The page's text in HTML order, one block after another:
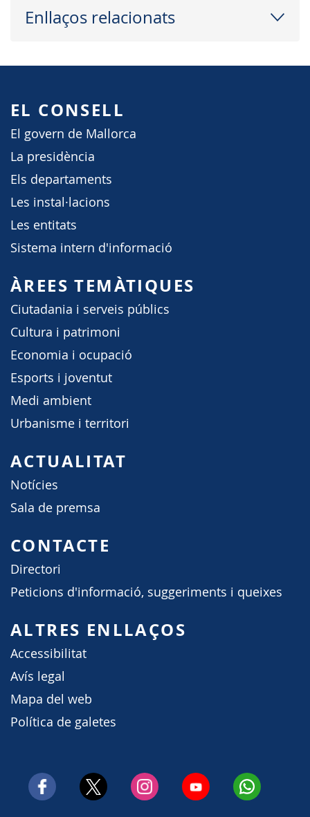
Enllaços relacionats
EL CONSELL
El govern de Mallorca
La presidència
Els departaments
Les instal·lacions
Les entitats
Sistema intern d'informació
ÀREES TEMÀTIQUES
Ciutadania i serveis públics
Cultura i patrimoni
Economia i ocupació
Esports i joventut
Medi ambient
Urbanisme i territori
ACTUALITAT
Notícies
Sala de premsa
CONTACTE
Directori
Peticions d'informació, suggeriments i queixes
ALTRES ENLLAÇOS
Accessibilitat
Avís legal
Mapa del web
Política de galetes